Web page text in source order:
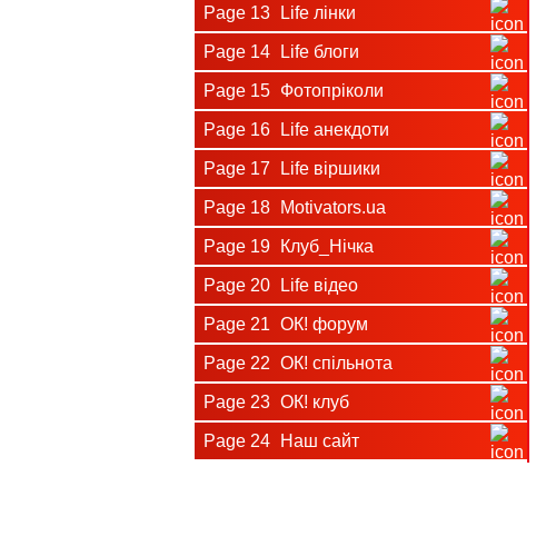
Page 13 Life лінки
Page 14 Life блоги
Page 15 Фотопріколи
Page 16 Life анекдоти
Page 17 Life віршики
Page 18 Motivators.ua
Page 19 Клуб_Нічка
Page 20 Life відео
Page 21 ОК! форум
Page 22 ОК! спільнота
Page 23 ОК! клуб
Page 24 Наш сайт